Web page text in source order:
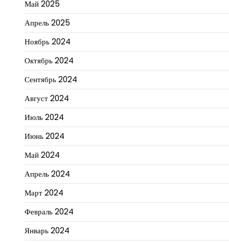
Май 2025
Апрель 2025
Ноябрь 2024
Октябрь 2024
Сентябрь 2024
Август 2024
Июль 2024
Июнь 2024
Май 2024
Апрель 2024
Март 2024
Февраль 2024
Январь 2024